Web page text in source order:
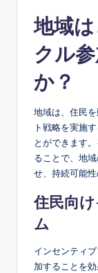
地域
クル
か？
地域は、住民
ト戦略を実施
とができます
ることで、地
せ、持続可能性
住民向
ム
インセンティ
加することを